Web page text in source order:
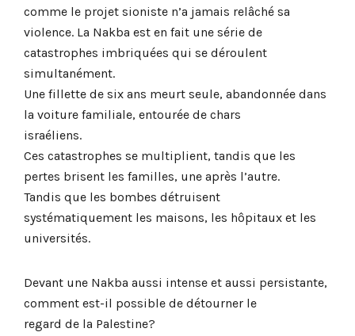
comme le projet sioniste n’a jamais relâché sa
violence. La Nakba est en fait une série de
catastrophes imbriquées qui se déroulent
simultanément.
Une fillette de six ans meurt seule, abandonnée dans
la voiture familiale, entourée de chars
israéliens.
Ces catastrophes se multiplient, tandis que les
pertes brisent les familles, une après l’autre.
Tandis que les bombes détruisent
systématiquement les maisons, les hôpitaux et les
universités.
Devant une Nakba aussi intense et aussi persistante,
comment est-il possible de détourner le
regard de la Palestine?